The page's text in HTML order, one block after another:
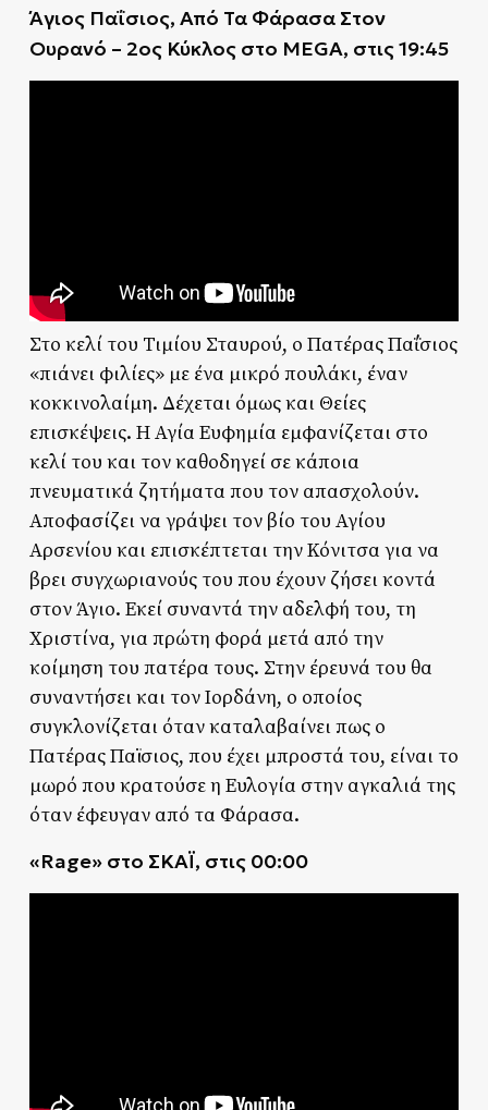
Άγιος Παΐσιος, Από Τα Φάρασα Στον
Ουρανό – 2ος Κύκλος στο MEGA, στις 19:45
Στο κελί του Τιμίου Σταυρού, ο Πατέρας Παΐσιος
«πιάνει φιλίες» με ένα μικρό πουλάκι, έναν
κοκκινολαίμη. Δέχεται όμως και Θείες
επισκέψεις. Η Αγία Ευφημία εμφανίζεται στο
κελί του και τον καθοδηγεί σε κάποια
πνευματικά ζητήματα που τον απασχολούν.
Αποφασίζει να γράψει τον βίο του Αγίου
Αρσενίου και επισκέπτεται την Κόνιτσα για να
βρει συγχωριανούς του που έχουν ζήσει κοντά
στον Άγιο. Εκεί συναντά την αδελφή του, τη
Χριστίνα, για πρώτη φορά μετά από την
κοίμηση του πατέρα τους. Στην έρευνά του θα
συναντήσει και τον Ιορδάνη, ο οποίος
συγκλονίζεται όταν καταλαβαίνει πως ο
Πατέρας Παϊσιος, που έχει μπροστά του, είναι το
μωρό που κρατούσε η Ευλογία στην αγκαλιά της
όταν έφευγαν από τα Φάρασα.
«Rage»στο ΣΚΑΪ, στις 00:00